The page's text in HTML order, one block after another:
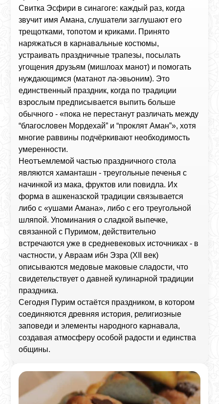
Свитка Эсфири в синагоге: каждый раз, когда
звучит имя Амана, слушатели заглушают его
трещотками, топотом и криками. Принято
наряжаться в карнавальные костюмы,
устраивать праздничные трапезы, посылать
угощения друзьям (мишлоах манот) и помогать
нуждающимся (матанот ла-эвьоним). Это
единственный праздник, когда по традиции
взрослым предписывается выпить больше
обычного - «пока не перестанут различать между
“благословен Мордехай” и “проклят Аман”», хотя
многие раввины подчёркивают необходимость
умеренности.
Неотъемлемой частью праздничного стола
являются хаманташн - треугольные печенья с
начинкой из мака, фруктов или повидла. Их
форма в ашкеназской традиции связывается
либо с «ушами Амана», либо с его треугольной
шляпой. Упоминания о сладкой выпечке,
связанной с Пуримом, действительно
встречаются уже в средневековых источниках - в
частности, у Авраам ибн Эзра (XII век)
описываются медовые маковые сладости, что
свидетельствует о давней кулинарной традиции
праздника.
Сегодня Пурим остаётся праздником, в котором
соединяются древняя история, религиозные
заповеди и элементы народного карнавала,
создавая атмосферу особой радости и единства
общины.